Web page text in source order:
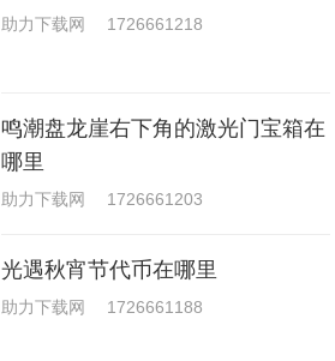
助力下载网 1726661218
鸣潮盘龙崖右下角的激光门宝箱在
哪里
助力下载网 1726661203
光遇秋宵节代币在哪里
助力下载网 1726661188